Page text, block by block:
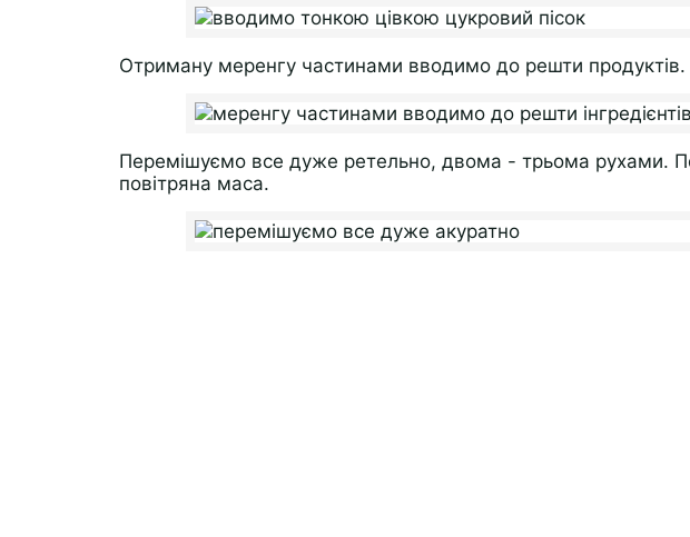
Отриману меренгу частинами вводимо до решти продуктів.
Перемішуємо все дуже ретельно, двома - трьома рухами.
повітряна маса.